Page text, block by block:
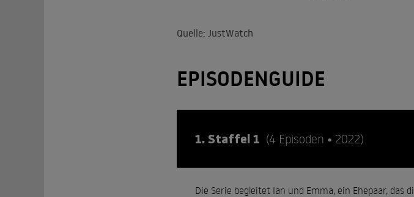
Quelle: JustWatch
EPISODENGUIDE
1. Staffel 1 (4 Episoden • 2022)
Die Serie begleitet Ian und Emma, ein Ehepaar, das